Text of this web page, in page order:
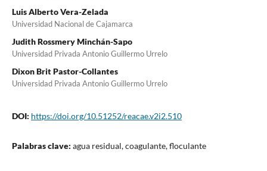
Luis Alberto Vera-Zelada
Universidad Nacional de Cajamarca
Judith Rossmery Minchán-Sapo
Universidad Privada Antonio Guillermo Urrelo
Dixon Brit Pastor-Collantes
Universidad Privada Antonio Guillermo Urrelo
DOI: https://doi.org/10.51252/reacae.v2i2.510
Palabras clave: agua residual, coagulante, floculante